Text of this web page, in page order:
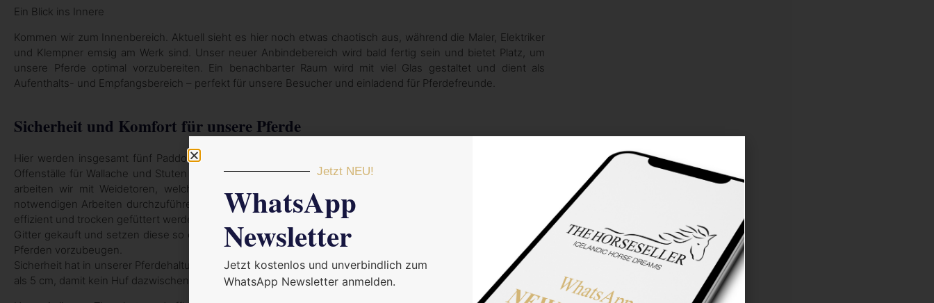
Ein Blick ins Innere
Kommen wir zum Innenbereich. Aktuell sieht es hier noch etwas chaotisch aus, während die Maler, Elektriker
und Klempner emsig am Werk sind. Unser neuer Anbindebereich wird bald fertig sein und bietet Platz, um
unsere Pferde optimal vorzubereiten. Ein benachbarter Raum wird mit viel Glas gestaltet und dient als
Aufenthalts- und Empfangsbereich – perfekt für unsere Besucher und einladend für Pferdefreunde.
Sicherheit und Komfort für unsere Pferde
Hier werden insgesamt fünf Paddocks entstehen, die alle Zugänge nach draußen haben. Daneben wird es
Offenställe für Wallache und Stuten geben. Zur Gewährleistung der Sicherheit und zur Effizienz der Arbeiten
arbeiten wir mit Weidetoren, welche unkompliziert mit dem Hoftruck befahren werden können, um die
notwendigen Arbeiten durchzuführen oder abzumisten. Mit dem zentralen Futter rechts linkes kann schnell,
effizient und trocken gefüttert werden. Ein weiteres Highlight sind unsere Futtergitter. Wir haben vorgefertigte
Gitter gekauft und setzen diese so ein, dass wir jedes zweite Fach verschließen, um Verletzungen unter den
Pferden vorzubeugen.
Sicherheit hat in unserer Pferdehaltung höchste Priorität! Die Abstände der Gitter im Liegen sind immer kleiner
als 5 cm, damit kein Huf dazwischen passt, oder größer 30 cm damit die Pferde sich nicht einhaken können.
Jetzt NEU!
WhatsApp
Newsletter
Jetzt kostenlos und unverbindlich zum
WhatsApp Newsletter anmelden.